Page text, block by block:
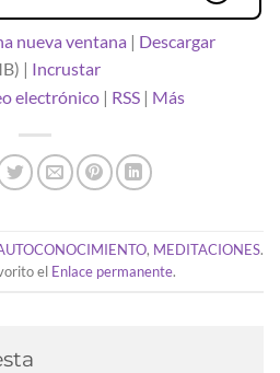
nueva ventana | Descargar
| Incrustar
electrónico | RSS | Más
, MEDITACIONES.
el Enlace permanente.